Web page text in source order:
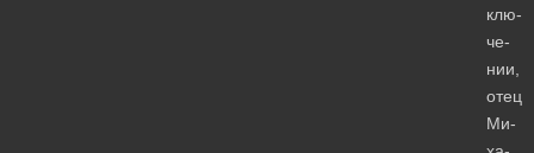
клю­
че­
нии,
отец
Ми­